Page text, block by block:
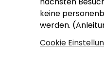
keine
werden.
Cookie